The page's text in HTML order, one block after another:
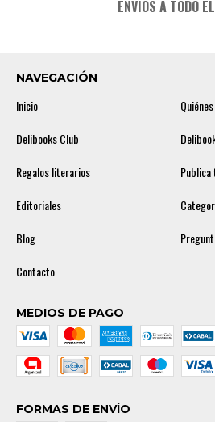
ENVÍOS A TODO
NAVEGACIÓN
Inicio
Delibooks Club
Regalos literarios
Editoriales
Blog
Contacto
MEDIOS DE PAGO
FORMAS DE ENVÍO